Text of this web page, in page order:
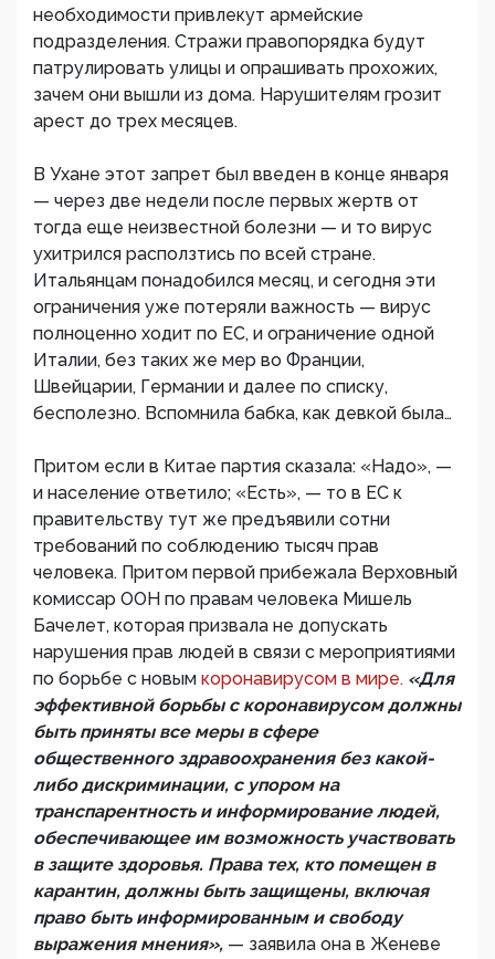
необходимости привлекут армейские
подразделения. Стражи правопорядка будут
патрулировать улицы и опрашивать прохожих,
зачем они вышли из дома. Нарушителям грозит
арест до трех месяцев.
В Ухане этот запрет был введен в конце января
— через две недели после первых жертв от
тогда еще неизвестной болезни — и то вирус
ухитрился расползтись по всей стране.
Итальянцам понадобился месяц, и сегодня эти
ограничения уже потеряли важность — вирус
полноценно ходит по ЕС, и ограничение одной
Италии, без таких же мер во Франции,
Швейцарии, Германии и далее по списку,
бесполезно. Вспомнила бабка, как девкой была…
Притом если в Китае партия сказала: «Надо», —
и население ответило; «Есть», — то в ЕС к
правительству тут же предъявили сотни
требований по соблюдению тысяч прав
человека. Притом первой прибежала Верховный
комиссар ООН по правам человека Мишель
Бачелет, которая призвала не допускать
нарушения прав людей в связи с мероприятиями
по борьбе с новым коронавирусом в мире. «Для
эффективной борьбы с коронавирусом должны
быть приняты все меры в сфере
общественного здравоохранения без какой-
либо дискриминации, с упором на
транспарентность и информирование людей,
обеспечивающее им возможность участвовать
в защите здоровья. Права тех, кто помещен в
карантин, должны быть защищены, включая
право быть информированным и свободу
выражения мнения», — заявила она в Женеве